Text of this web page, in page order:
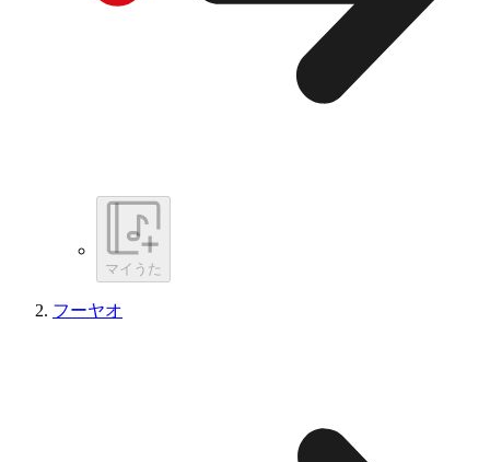
マイうた
フーヤオ